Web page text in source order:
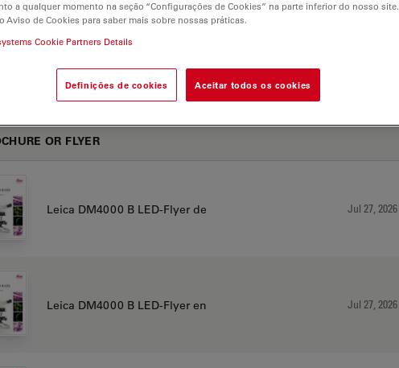
B LED
OR FLYER
Leica DM4000 B LED-Flyer de Jul 27, 2026
Leica DM4000 B LED-Flyer en Jul 27, 2026
a qualquer momento na seção “Configurações de Cookies” na parte inferior do nosso site.
Aviso de Cookies para saber mais sobre nossas práticas.
Cookie Partners Details
Definições de cookies Aceitar todos os cookies